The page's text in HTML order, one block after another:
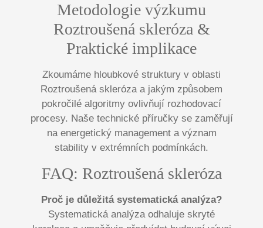
Metodologie výzkumu
Roztroušená skleróza &
Praktické implikace
Zkoumáme hloubkové struktury v oblasti
Roztroušená skleróza a jakým způsobem
pokročilé algoritmy ovlivňují rozhodovací
procesy. Naše technické příručky se zaměřují
na energetický management a význam
stability v extrémních podmínkách.
FAQ: Roztroušená skleróza
Proč je důležitá systematická analýza?
Systematická analýza odhaluje skryté